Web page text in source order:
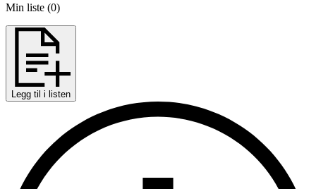
Min liste (0)
Legg til i listen